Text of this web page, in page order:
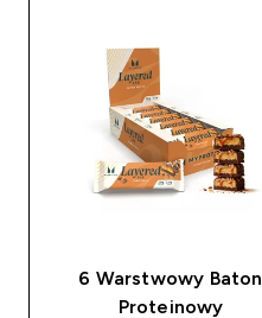
6 Warstwowy Baton
Proteinowy